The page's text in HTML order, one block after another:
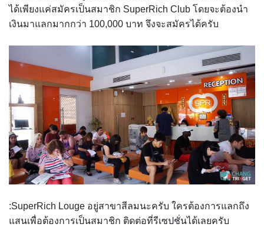
ได้เพียงแค่สมัครเป็นสมาชิก SuperRich Club โดยจะต้องนำ
เงินมาแลกมากกว่า 100,000 บาท จึงจะสมัครได้ครับ
:SuperRich Louge อยู่สาขาสีลมนะครับ ใครต้องการแลกถึง
แสนเพื่อต้องการเป็นสมาชิก ติดต่อที่รีเซปชั่นได้เลยครับ